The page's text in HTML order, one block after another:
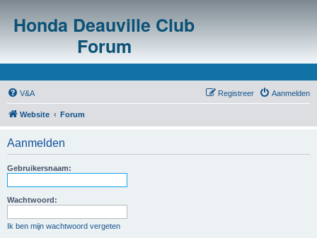
Honda Deauville Club
Forum
V&A Aanmelden
Registreer
Website Forum
Aanmelden
Gebruikersnaam:
Wachtwoord:
Ik ben mijn wachtwoord vergeten